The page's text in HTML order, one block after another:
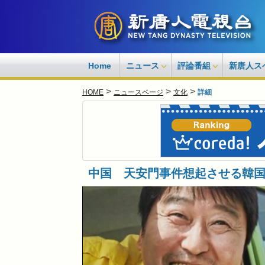
Home ニュース 評論番組 新唐人ス
HOME > ニュースページ > 文化 > 詳細
中国 天安門事件想起させる韓